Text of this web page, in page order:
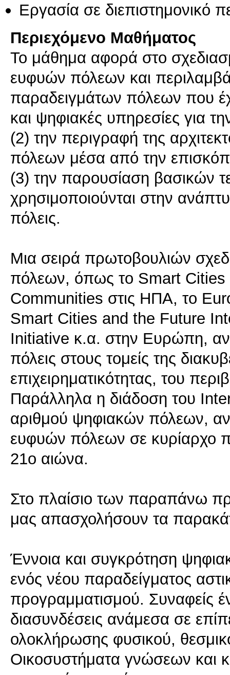
Εργασία σε διεπιστημονικό
Περιεχόμενο Μαθήματος
Το μάθημα αφορά στο
ευφυών πόλεων και
παραδειγμάτων πόλεων που
και ψηφιακές υπηρεσίες για
(2) την περιγραφή της
πόλεων μέσα από την
(3) την παρουσίαση βασικών
χρησιμοποιούνται στην
πόλεις.
Μια σειρά πρωτοβουλιών
πόλεων, όπως το Smart Cities
Communities στις ΗΠΑ, το
Smart Cities and the Future
Initiative κ.α. στην Ευρώπη,
πόλεις στους τομείς της
επιχειρηματικότητας, του
Παράλληλα η διάδοση του
αριθμού ψηφιακών πόλεων,
ευφυών πόλεων σε κυρίαρχο
21ο αιώνα.
Στο πλαίσιο των παραπάνω
μας απασχολήσουν τα
Έννοια και συγκρότηση
ενός νέου παραδείγματος
προγραμματισμού. Συναφείς
διασυνδέσεις ανάμεσα σε
ολοκλήρωσης φυσικού,
Οικοσυστήματα γνώσεων και